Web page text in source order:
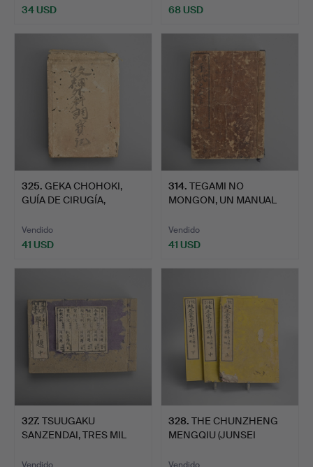
34 USD 68 USD
325. GEKA CHOHOKI,
GUÍA DE CIRUGÍA,
Vendido
41 USD
314. TEGAMI NO
MONGON, UN MANUAL
Vendido
41 USD
327. TSUUGAKU
SANZENDAI, TRES MIL
328. THE CHUNZHENG
MENGQIU (JUNSEI